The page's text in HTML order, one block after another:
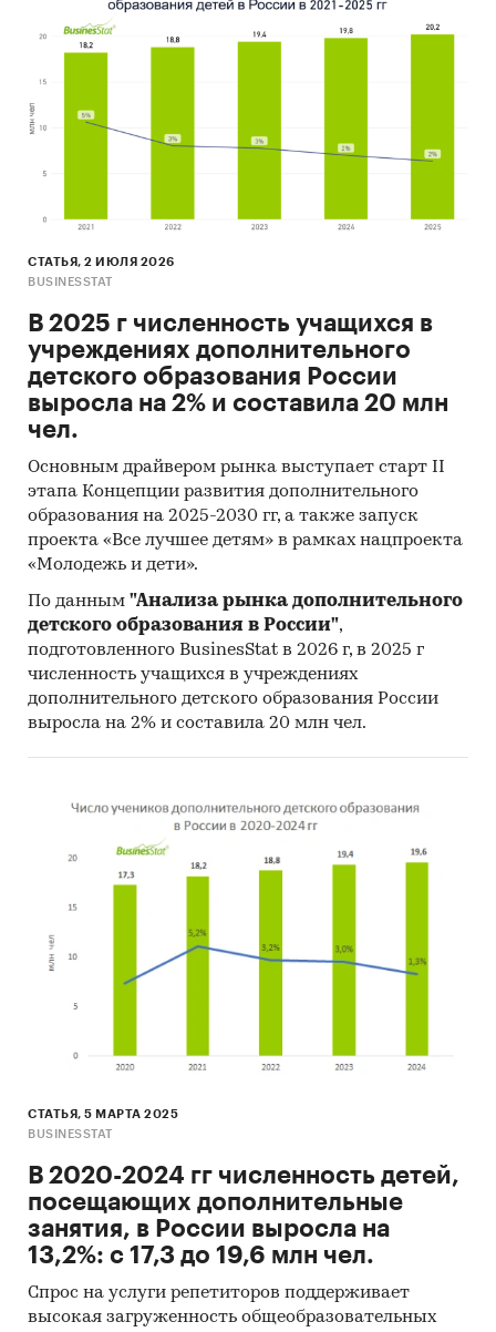
Прогноз развития рынка дошкольного
воспитания до 2030 г.
Источники информации:
Официальные интернет-порталы правовой
Открытые источники (сайты, порталы)
Отчетность эмитентов
Сайты компаний
Архивы СМИ
Региональные и федеральные СМИ
Инсайдерские источники
Специализированные аналитические
порталы
Методы:
Кабинетное исследование. Поиск и анализ
информации из различных источников,
проведение расчетов. Статистика и
аналитика
статистические методы прогнозирования с
поправкой на мнение экспертов.
Отчет отражает мнение авторов и не является
Категории: Потребительские услуги /
Образование
СТАТЬЯ, 2 ИЮЛЯ 2026
BUSINESSTAT
В 2025 г численность учащихся в
учреждениях дополнительного
детского образования России
выросла на 2% и составила 20 млн
чел.
Основным драйвером рынка выступает старт II
этапа Концепции развития дополнительного
образования на 2025-2030 гг, а также запуск
проекта «Все лучшее детям» в рамках нацпроекта
«Молодежь и дети».
По данным "Анализа рынка дополнительного
детского образования в России",
подготовленного BusinesStat в 2026 г, в 2025 г
численность учащихся в учреждениях
дополнительного детского образования России
выросла на 2% и составила 20 млн чел.
СТАТЬЯ, 5 МАРТА 2025
BUSINESSTAT
В 2020-2024 гг численность детей,
посещающих дополнительные
занятия, в России выросла на
13,2%: с 17,3 до 19,6 млн чел.
Спрос на услуги репетиторов поддерживает
высокая загруженность общеобразовательных